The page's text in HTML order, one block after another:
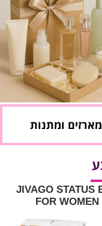
מארזים ומתנות
JIVAGO STATUS
FOR WOMEN